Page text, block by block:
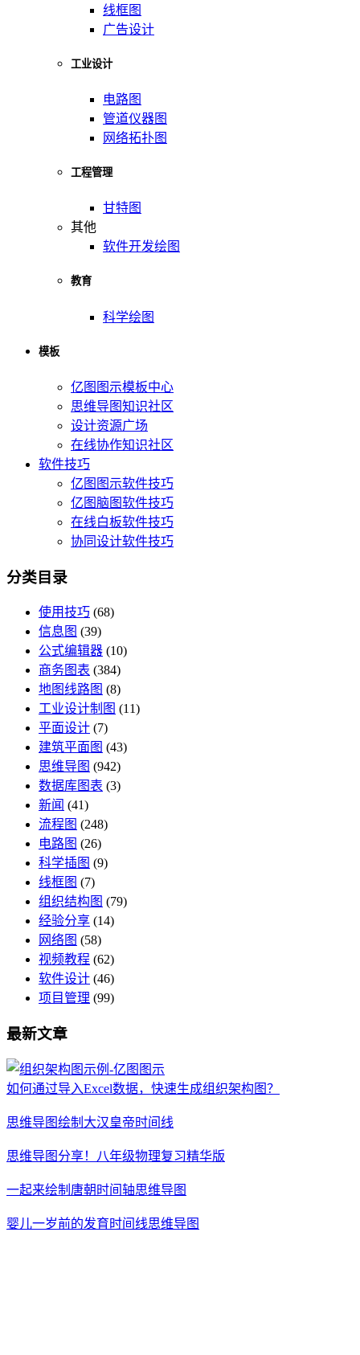
线框图
广告设计
工业设计
电路图
管道仪器图
网络拓扑图
工程管理
甘特图
其他
软件开发绘图
教育
科学绘图
模板
亿图图示模板中心
思维导图知识社区
设计资源广场
在线协作知识社区
软件技巧
亿图图示软件技巧
亿图脑图软件技巧
在线白板软件技巧
协同设计软件技巧
分类目录
使用技巧 (68)
信息图 (39)
公式编辑器 (10)
商务图表 (384)
地图线路图 (8)
工业设计制图 (11)
平面设计 (7)
建筑平面图 (43)
思维导图 (942)
数据库图表 (3)
新闻 (41)
流程图 (248)
电路图 (26)
科学插图 (9)
线框图 (7)
组织结构图 (79)
经验分享 (14)
网络图 (58)
视频教程 (62)
软件设计 (46)
项目管理 (99)
最新文章
如何通过导入Excel数据，快速生成组织架构图？
思维导图绘制大汉皇帝时间线
思维导图分享！八年级物理复习精华版
一起来绘制唐朝时间轴思维导图
婴儿一岁前的发育时间线思维导图